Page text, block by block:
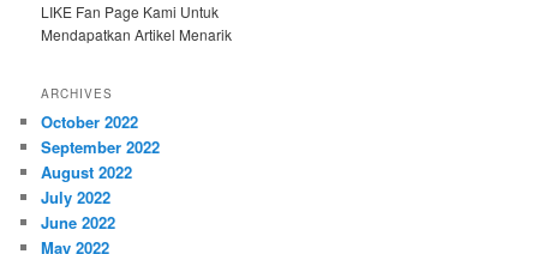
LIKE Fan Page Kami Untuk
Mendapatkan Artikel Menarik
ARCHIVES
October 2022
September 2022
August 2022
July 2022
June 2022
May 2022